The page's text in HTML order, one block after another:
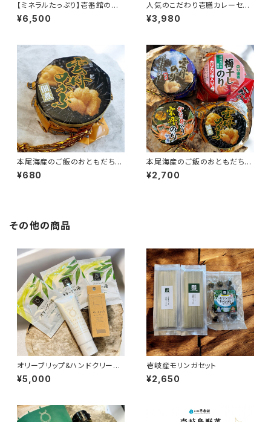
【ミネラルたっぷり】壱番館の海
の幸セット
¥6,500
人気のこだわり壱膳カレーセッ
ト
¥3,980
本尾海産のご飯のおともだち＜
選択＞
¥680
本尾海産のご飯のおともだち４
種類セット
¥2,700
その他の商品
オリーブリップ&ハンドクリーム
&入浴剤
¥5,000
壱岐産モリンガセット
¥2,650